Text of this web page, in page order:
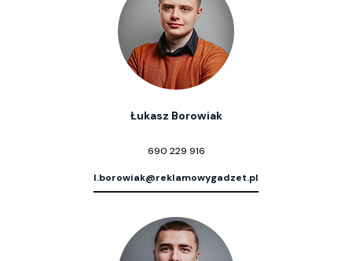
Łukasz Borowiak
690 229 916
l.borowiak@reklamowygadzet.pl